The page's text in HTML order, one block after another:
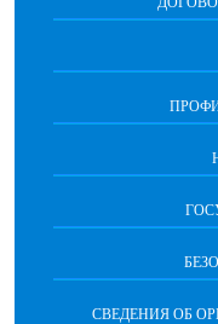
СВЕДЕНИЯ ОБ